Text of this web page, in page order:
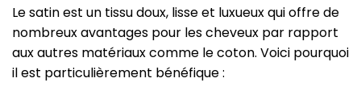
Le satin est un tissu doux, lisse et luxueux qui offre de
nombreux avantages pour les cheveux par rapport
aux autres matériaux comme le coton. Voici pourquoi
il est particulièrement bénéfique :